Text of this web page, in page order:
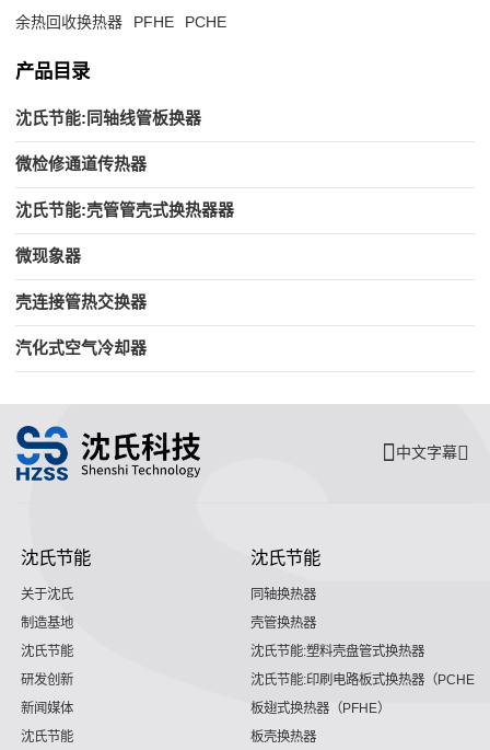
余热回收换热器 PFHE PCHE
产品目录
沈氏节能:同轴线管板换器
微检修通道传热器
沈氏节能:壳管管壳式换热器器
微现象器
壳连接管热交换器
汽化式空气冷却器
中文字幕
沈氏节能
关于沈氏
制造基地
沈氏节能
研发创新
新闻媒体
沈氏节能
沈氏节能
同轴换热器
壳管换热器
沈氏节能:塑料壳盘管式换热器
沈氏节能:印刷电路板式换热器（PCHE）
板翅式换热器（PFHE）
板壳换热器